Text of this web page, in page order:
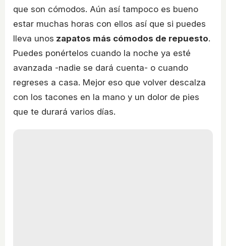
que son cómodos. Aún así tampoco es bueno
estar muchas horas con ellos así que si puedes
lleva unos zapatos más cómodos de repuesto.
Puedes ponértelos cuando la noche ya esté
avanzada -nadie se dará cuenta- o cuando
regreses a casa. Mejor eso que volver descalza
con los tacones en la mano y un dolor de pies
que te durará varios días.